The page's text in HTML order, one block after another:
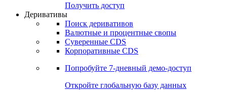
Получить доступ
Деривативы
Поиск деривативов
Валютные и процентные свопы
Суверенные CDS
Корпоративные CDS
Попробуйте 7-дневный демо-доступ
Откройте глобальную базу данных